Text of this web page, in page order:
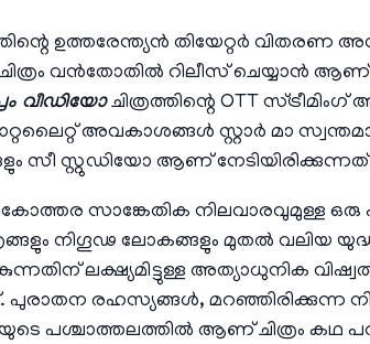
ഉത്തരേന്ത്യൻ തിയേറ്റർ വിതരണ
ചിത്രം വൻതോതിൽ റിലീസ് ചെയ്യാൻ
വീഡിയോചിത്രത്തിന്റെ OTT
അവകാശങ്ങൾ സ്റ്റാർ മാ
സീ സ്റ്റുഡിയോ ആണ്
സാങ്കേതിക നിലവാരവുമുള്ള ഒരു
നിഗൂഢ ലോകങ്ങളും മുതൽ വലിയ യുദ്ധ
ലക്ഷ്യമിട്ടുള്ള അത്യാധുനിക
പുരാതന രഹസ്യങ്ങൾ, മറഞ്ഞിരിക്കുന്ന
പശ്ചാത്തലത്തിൽ ആണ് ചിത്രം കഥ